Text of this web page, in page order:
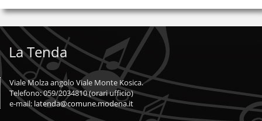
La Tenda
Viale Molza angolo Viale Monte Kosica.
Telefono: 059/2034810 (orari ufficio)
e-mail: latenda@comune.modena.it